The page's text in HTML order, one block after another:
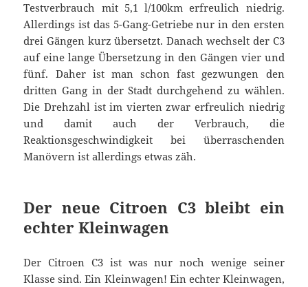
Testverbrauch mit 5,1 l/100km erfreulich niedrig.
Allerdings ist das 5-Gang-Getriebe nur in den ersten
drei Gängen kurz übersetzt. Danach wechselt der C3
auf eine lange Übersetzung in den Gängen vier und
fünf. Daher ist man schon fast gezwungen den
dritten Gang in der Stadt durchgehend zu wählen.
Die Drehzahl ist im vierten zwar erfreulich niedrig
und damit auch der Verbrauch, die
Reaktionsgeschwindigkeit bei überraschenden
Manövern ist allerdings etwas zäh.
Der neue Citroen C3 bleibt ein
echter Kleinwagen
Der Citroen C3 ist was nur noch wenige seiner
Klasse sind. Ein Kleinwagen! Ein echter Kleinwagen,